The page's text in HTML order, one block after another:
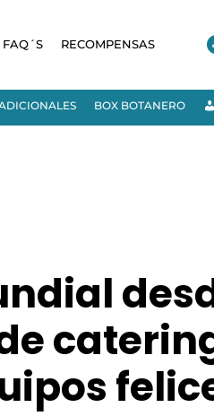
FAQ´S RECOMPENSAS
BOX BOTANERO